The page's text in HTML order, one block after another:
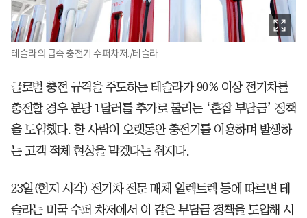
테슬라의 급속 충전기 수퍼차저./테슬라
글로벌 충전 규격을 주도하는 테슬라가 90% 이상 전기차를
충전할 경우 분당 1달러를 추가로 물리는 ‘혼잡 부담금’ 정책
을 도입했다. 한 사람이 오랫동안 충전기를 이용하며 발생하
는 고객 적체 현상을 막겠다는 취지다.
23일(현지 시각) 전기차 전문 매체 일렉트렉 등에 따르면 테
슬라는 미국 수퍼 차저에서 이 같은 부담금 정책을 도입해 시